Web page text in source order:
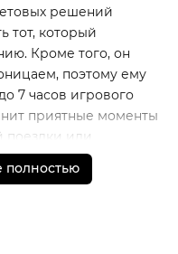
решений
тот, который
Кроме того, он
поэтому ему
7 часов игрового
приятные моменты
поездки или
Соедините две Go 4
несколько динамиков
куда угодно.
полностью